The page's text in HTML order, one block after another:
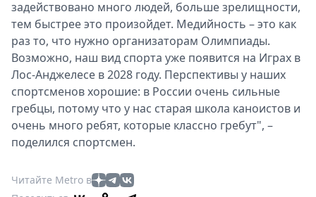
задействовано много людей, больше зрелищности,
тем быстрее это произойдет. Медийность – это как
раз то, что нужно организаторам Олимпиады.
Возможно, наш вид спорта уже появится на Играх в
Лос-Анджелесе в 2028 году. Перспективы у наших
спортсменов хорошие: в России очень сильные
гребцы, потому что у нас старая школа каноистов и
очень много ребят, которые классно гребут", –
поделился спортсмен.
Читайте Metro в